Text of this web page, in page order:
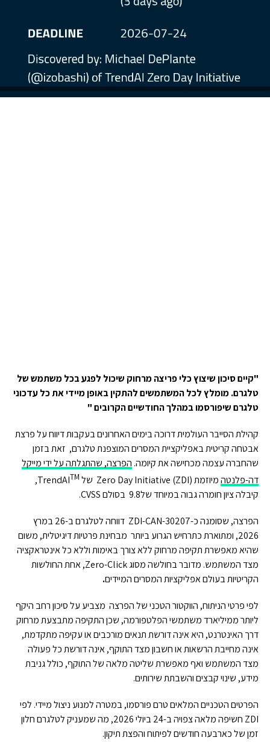
"קיים סיכון שיצוץ כלי פריצה מרחוק שיכול לפגע בכל משתמש של
טלגרם. מומלץ לכל המשתמשים להתקין באופן מיידי את כל עדכוני
טלגרם שיפורסמו במהלך החודשיים הקרובים "
קהילת הסייבר העולמית דרוכה בימים האחרונים בעקבות דיווח על פרצת
אבטחה קריטית באפליקציית המסרים המוצפנת טלגרם, זאת בזמן
שהחברה עצמה מכחישה את קיומה. הפרצה, שהתגלתה על ידי מייקל
דה-פלנטהמיוזמת Zero Day Initiative (ZDI) של TrendAI TM
,
קיבלה ציון חומרה גבוה במיוחד של9.8 בסולם CVSS.
הפרצה, שסומנה כ-ZDI-CAN-30207 דווחה לטלגרם ב-26 במרץ
2026, ומתוארת כתרחיש הגרוע ביותר מבחינת פרטיות דיגיטלית, משום
שהיא מאפשרת תקיפה מרחוק ללא צורך באימות וללא כל אינטראקציה
מצד המשתמש. מדובר בחולשה מסוג Zero-Click, אחת החולשות
הקריטיות בעולם אפליקציות המסרים המיידים.
לפי פרטי הניתוח, הווקטור הטכני של הפרצה מצביע על סיכון רחב היקף
ליותר ממיליארד משתמשי הפלטפורמה, שכן התקיפה מתבצעת מרחוק
דרך האינטרנט, היא אינה דורשת תנאים מורכבים או עקיפה מתקדמת,
אינה מחייבת הרשאות או חשבון מצד התוקף, אינה דורשת כל פעולה
מצד המשתמש ואף מאפשרת שליטה מלאה של התוקף, כולל גניבת
מידע, שינוי קבצים והשבתת שירותים.
הפרטים הטכניים המלאים טרם פורסמו, במטרה למנוע ניצול מיידי. לפי
ZDI חשיפה מלאה צפויה ב-24 ביולי 2026, מה שמעניק לטלגרם חלון
זמן של כארבעה חודשים לפיתוח והפצת תיקון.